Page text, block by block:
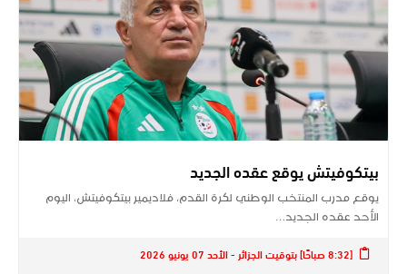
بيتكوفيتش يوقع عقده الجديد
يوقع مدرب المنتخب الوطني لكرة القدم، فلاديمير بيتكوفيتش، اليوم
الأحد عقده الجديد…
[8:32 صباحًا] بتوقيت الجزائر - الأحد 07 يونيو 2026